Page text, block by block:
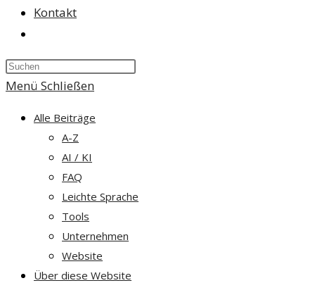
Kontakt
umschalten
Press
Menü Schließen
Alle Beiträge
A-Z
AI / KI
FAQ
Leichte Sprache
Tools
Unternehmen
Website
Über diese Website